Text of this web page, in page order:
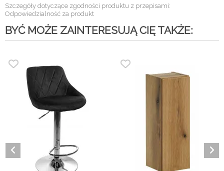
Szczegóły dotyczące zgodności produktu z przepisami:
Odpowiedzialność za produkt
BYĆ MOŻE ZAINTERESUJĄ CIĘ TAKŻE: